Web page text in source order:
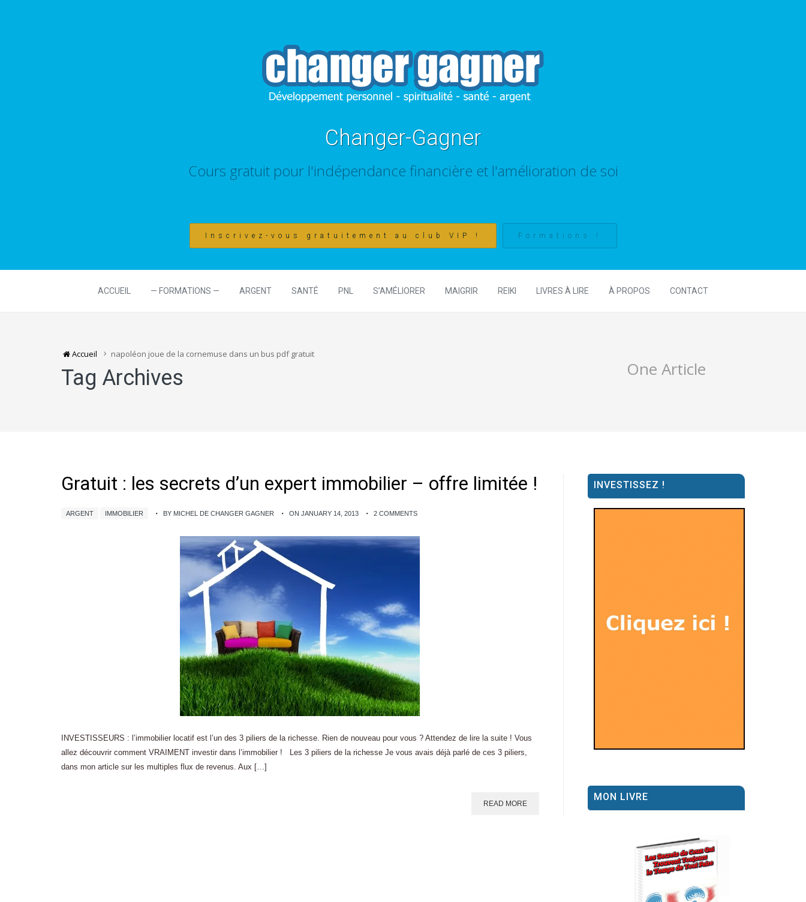
Changer-Gagner
Cours gratuit pour l'indépendance financière et l'amélioration de soi
Inscrivez-vous gratuitement au club VIP ! Formations !
ACCUEIL — FORMATIONS — ARGENT SANTÉ PNL S’AMÉLIORER MAIGRIR REIKI LIVRES À LIRE À PROPOS CONTACT
Accueil napoléon joue de la cornemuse dans un bus pdf gratuit
Tag Archives One Article
Gratuit : les secrets d’un expert immobilier – offre limitée !
ARGENT IMMOBILIER BY MICHEL DE CHANGER GAGNER ON JANUARY 14, 2013 2 COMMENTS
INVESTISSEURS : l’immobilier locatif est l’un des 3 piliers de la richesse. Rien de nouveau pour vous ? Attendez de lire la suite ! Vous
allez découvrir comment VRAIMENT investir dans l’immobilier ! Les 3 piliers de la richesse Je vous avais déjà parlé de ces 3 piliers,
dans mon article sur les multiples flux de revenus. Aux […]
READ MORE
INVESTISSEZ !
MON LIVRE